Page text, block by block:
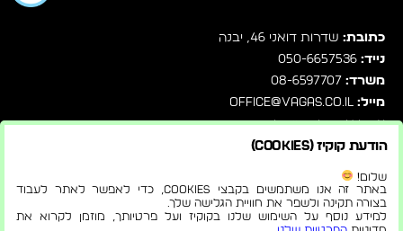
כתובת: שדרות דואני 46, יבנה
נייד: 050-6657536
משרד: 08-6597707
מייל: office@vagas.co.il
עקבו אחרינו בפייסבוק
שלחו לנו הודעה ישירות בוואטסאפ
הודעת קוקיז (Cookies)
שלום!
באתר זה אנו משתמשים בקבצי Cookies, כדי לאפשר לאתר לעבוד
בצורה תקינה ולשפר את חוויית הגלישה שלך.
למידע נוסף על השימוש שלנו בקוקיז ועל פרטיותך, מוזמן לקרוא את